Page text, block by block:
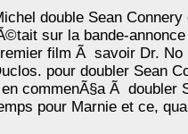
double Sean
sur la bande-
film Ã savoir Dr.
pour doubler Sean
commenÃ§a Ã doubler
pour Marnie et ce,